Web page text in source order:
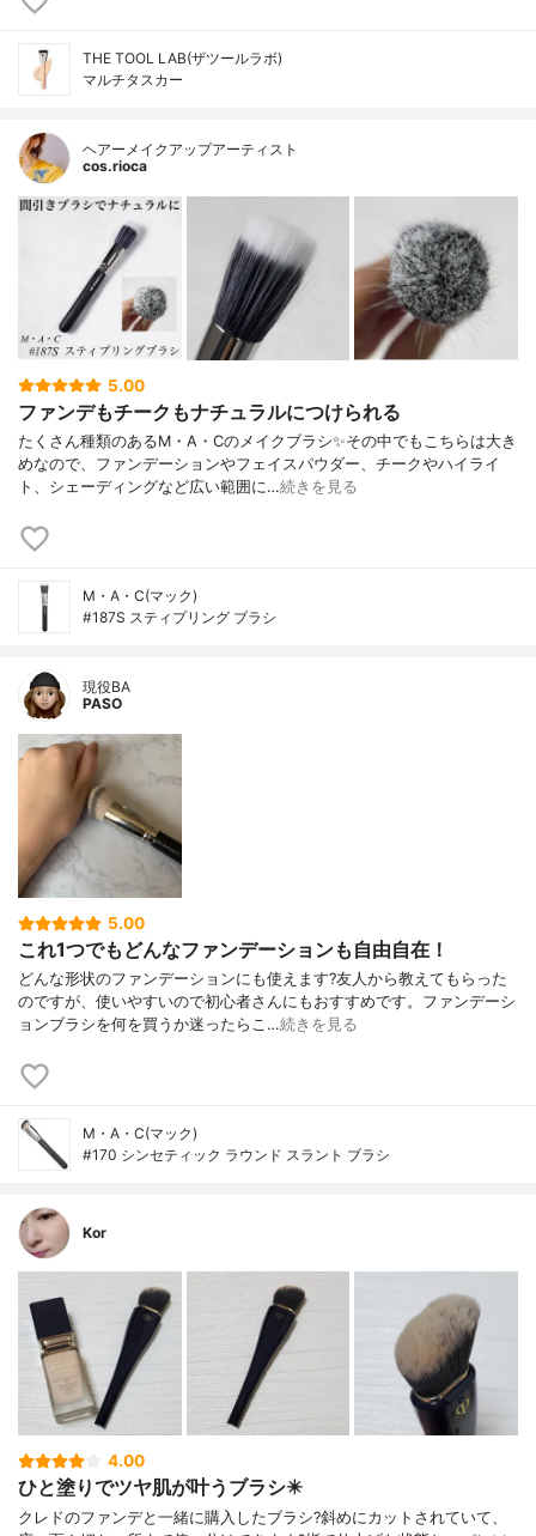
THE TOOL LAB(ザツールラボ)
マルチタスカー
ヘアーメイクアップアーティスト
cos.rioca
5.00
ファンデもチークもナチュラルにつけられる
たくさん種類のあるM・A・Cのメイクブラシ✨その中でもこちらは大き
めなので、ファンデーションやフェイスパウダー、チークやハイライ
ト、シェーディングなど広い範囲に…続きを見る
M・A・C(マック)
#187S スティプリング ブラシ
現役BA
PASO
5.00
これ1つでもどんなファンデーションも自由自在！
どんな形状のファンデーションにも使えます?友人から教えてもらった
のですが、使いやすいので初心者さんにもおすすめです。ファンデーシ
ョンブラシを何を買うか迷ったらこ…続きを見る
M・A・C(マック)
#170 シンセティック ラウンド スラント ブラシ
Kor
4.00
ひと塗りでツヤ肌が叶うブラシ✴️
クレドのファンデと一緒に購入したブラシ?️斜めにカットされていて、